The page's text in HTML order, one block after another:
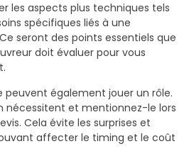
les aspects plus techniques tels
spécifiques liés à une
seront des points essentiels que
doit évaluer pour vous
peuvent également jouer un rôle.
nécessitent et mentionnez-le lors
Cela évite les surprises et
affecter le timing et le coût